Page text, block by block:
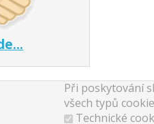
Při poskytování
všech typů
Technické